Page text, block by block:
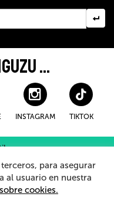
...
INSTAGRAM TIKTOK
buruzko politika
para asegurar
al usuario en nuestra
cookies.